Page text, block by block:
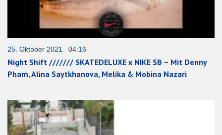
25. Oktober 2021 04:16
Night Shift /////// SKATEDELUXE x NIKE SB – Mit Denny
Pham, Alina Saytkhanova, Melika & Mobina Nazari